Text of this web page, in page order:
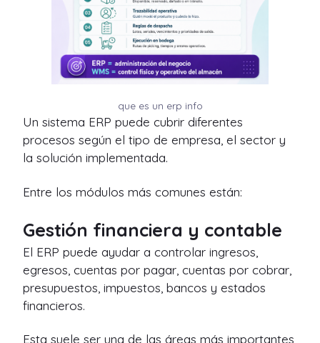
que es un erp info
Un sistema ERP puede cubrir diferentes
procesos según el tipo de empresa, el sector y
la solución implementada.
Entre los módulos más comunes están:
Gestión financiera y contable
El ERP puede ayudar a controlar ingresos,
egresos, cuentas por pagar, cuentas por cobrar,
presupuestos, impuestos, bancos y estados
financieros.
Esta suele ser una de las áreas más importantes